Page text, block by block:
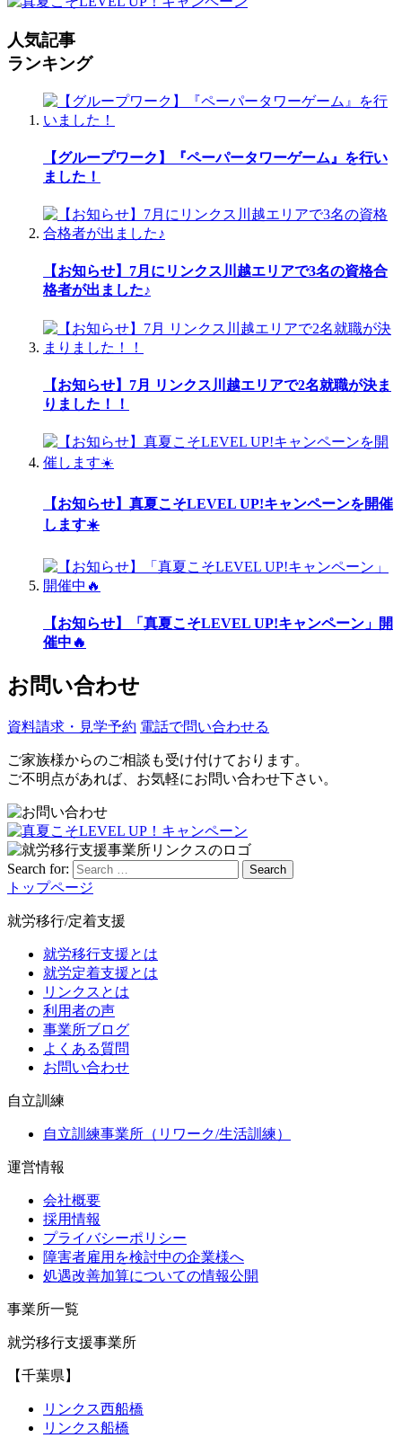
人気記事
ランキング
【グループワーク】『ペーパータワーゲーム』を行い
ました！
【お知らせ】7月にリンクス川越エリアで3名の資格合
格者が出ました♪
【お知らせ】7月 リンクス川越エリアで2名就職が決ま
りました！！
【お知らせ】真夏こそLEVEL UP!キャンペーンを開催
します☀️
【お知らせ】「真夏こそLEVEL UP!キャンペーン」開
催中🔥
お問い合わせ
資料請求・見学予約 電話で問い合わせる
ご家族様からのご相談も受け付けております。
ご不明点があれば、お気軽にお問い合わせ下さい。
Search for: Search
トップページ
就労移行/定着支援
就労移行支援とは
就労定着支援とは
リンクスとは
利用者の声
事業所ブログ
よくある質問
お問い合わせ
自立訓練
自立訓練事業所（リワーク/生活訓練）
運営情報
会社概要
採用情報
プライバシーポリシー
障害者雇用を検討中の企業様へ
処遇改善加算についての情報公開
事業所一覧
就労移行支援事業所
【千葉県】
リンクス西船橋
リンクス船橋